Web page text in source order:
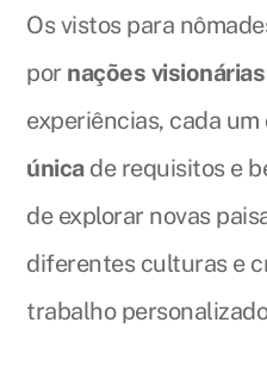
Os vistos para
por nações visionárias
experiências, cada
únicade requisitos e
de explorar novas
diferentes culturas e
trabalho